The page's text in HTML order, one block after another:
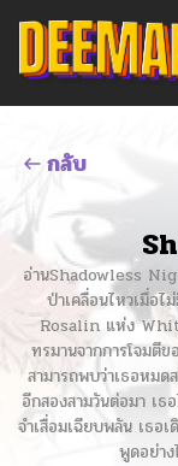
กลับ
อ่านShadowless
ป่าเคลื่อนไหวเมื่อ
Rosalin แห่ง
ทรมานจากการโจมตี
สามารถพบว่าเธอหมด
อีกสองสามวันต่อมา เธ
จำเสื่อมเฉียบพลัน เธอ
พูดอย่าง